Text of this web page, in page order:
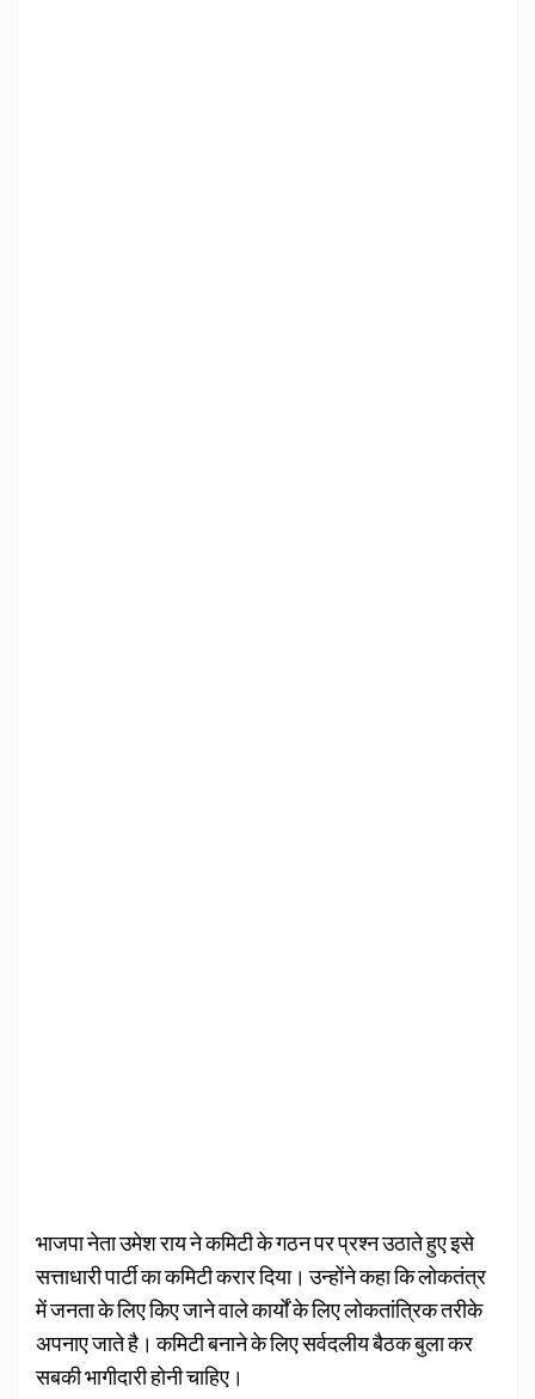
भाजपा नेता उमेश राय ने कमिटी के गठन पर प्रश्न उठाते हुए इसे
सत्ताधारी पार्टी का कमिटी करार दिया। उन्होंने कहा कि लोकतंत्र
में जनता के लिए किए जाने वाले कार्यों के लिए लोकतांत्रिक तरीके
अपनाए जाते है। कमिटी बनाने के लिए सर्वदलीय बैठक बुला कर
सबकी भागीदारी होनी चाहिए।